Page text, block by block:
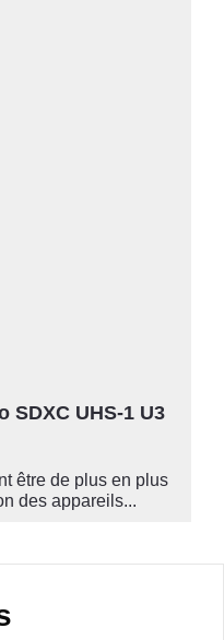
SDXC UHS-1 U3
être de plus en plus
des appareils...